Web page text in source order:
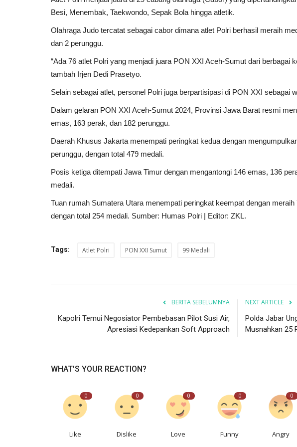
Besi, Menembak, Taekwondo, Sepak Bola hingga atletik.
Olahraga Judo tercatat sebagai cabor dimana atlet Polri berhasil meraih
dan 2 perunggu.
“Ada 76 atlet Polri yang menjadi juara PON XXI Aceh-Sumut dari berbagai
tambah Irjen Dedi Prasetyo.
Selain sebagai atlet, personel Polri juga berpartisipasi di PON XXI sebagai
Dalam gelaran PON XXI Aceh-Sumut 2024, Provinsi Jawa Barat resmi
emas, 163 perak, dan 182 perunggu.
Daerah Khusus Jakarta menempati peringkat kedua dengan
perunggu, dengan total 479 medali.
Posis ketiga ditempati Jawa Timur dengan mengantongi 146 emas, 136
medali.
Tuan rumah Sumatera Utara menempati peringkat keempat dengan
dengan total 254 medali. Sumber: Humas Polri | Editor: ZKL.
Tags: Atlet Polri PON XXI Sumut 99 Medali
BERITA SEBELUMNYA
Kapolri Temui Negosiator Pembebasan Pilot Susi Air,
Apresiasi Kedepankan Soft Approach
NEXT ARTICLE
Polda Jabar
Musnahkan 25
WHAT'S YOUR REACTION?
0
Like
0
Dislike
0
Love
0
Funny
0
Angry
Nur Meiyanto Dec 31, 2022 Lampung KAB. PESAWARAN